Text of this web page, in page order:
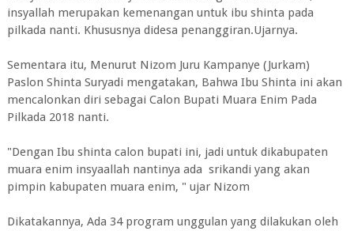
insyallah merupakan kemenangan untuk ibu shinta pada
pilkada nanti. Khususnya didesa penanggiran.Ujarnya.
Sementara itu, Menurut Nizom Juru Kampanye (Jurkam)
Paslon Shinta Suryadi mengatakan, Bahwa Ibu Shinta ini akan
mencalonkan diri sebagai Calon Bupati Muara Enim Pada
Pilkada 2018 nanti.
"Dengan Ibu shinta calon bupati ini, jadi untuk dikabupaten
muara enim insyaallah nantinya ada srikandi yang akan
pimpin kabupaten muara enim, " ujar Nizom
Dikatakannya, Ada 34 program unggulan yang dilakukan oleh